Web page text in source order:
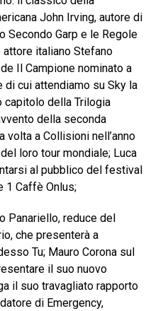
John Irving, autore di
Secondo Garp e le Regole
attore italiano Stefano
Il Campione nominato a
di cui attendiamo su Sky la
capitolo della Trilogia
della seconda
volta a Collisioni nell’anno
loro tour mondiale; Luca
al pubblico del festival
1 Caffè Onlus;
Panariello, reduce del
che presenterà a
Tu; Mauro Corona sul
il suo nuovo
il suo travagliato rapporto
di Emergency,